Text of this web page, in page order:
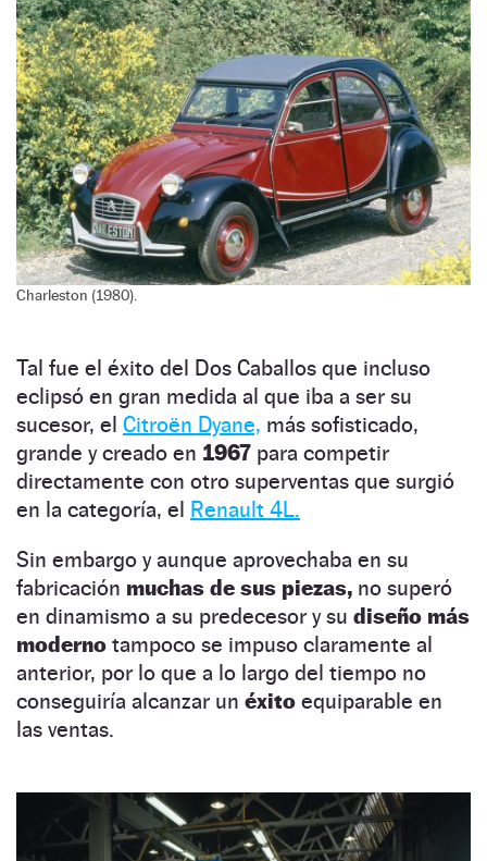
Charleston (1980).
Tal fue el éxito del Dos Caballos que incluso
eclipsó en gran medida al que iba a ser su
sucesor, el Citroën Dyane, más sofisticado,
grande y creado en 1967 para competir
directamente con otro superventas que surgió
en la categoría, el Renault 4L.
Sin embargo y aunque aprovechaba en su
fabricación muchas de sus piezas, no superó
en dinamismo a su predecesor y su diseño más
moderno tampoco se impuso claramente al
anterior, por lo que a lo largo del tiempo no
conseguiría alcanzar un éxito equiparable en
las ventas.